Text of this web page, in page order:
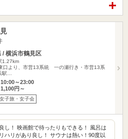
/ 横浜市鶴見区
1.27km
口より、市営13系統 一の瀬行き・市営13系
…
～23:00
円～
女子旅・女子会
し！ 映画館で待ったりもできる！ 風呂は
ハリがあり良し！ サウナは熱い！90度以